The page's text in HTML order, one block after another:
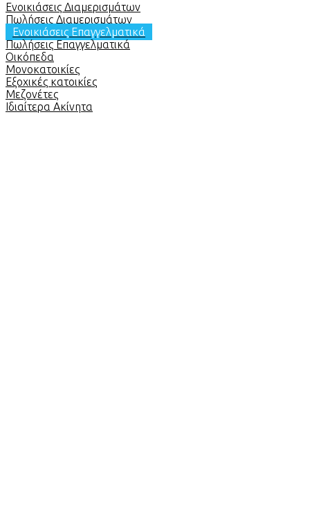
Ενοικιάσεις Διαμερισμάτων
Πωλήσεις Διαμερισμάτων
Ενοικιάσεις Επαγγελματικά
Πωλήσεις Επαγγελματικά
Οικόπεδα
Μονοκατοικίες
Εξοχικές κατοικίες
Μεζονέτες
Ιδιαίτερα Ακίνητα